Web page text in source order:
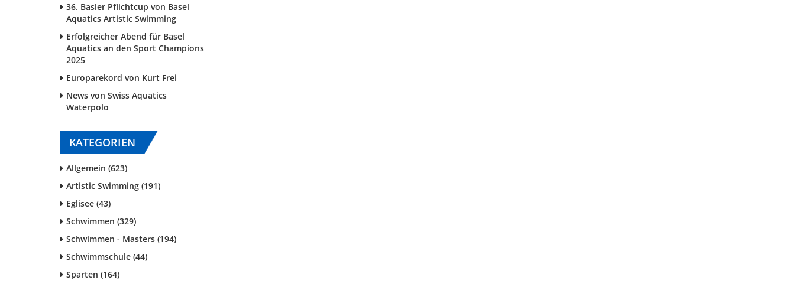
36. Basler Pflichtcup von Basel
Aquatics Artistic Swimming
Erfolgreicher Abend für Basel
Aquatics an den Sport Champions
2025
Europarekord von Kurt Frei
News von Swiss Aquatics
Waterpolo
KATEGORIEN
Allgemein (623)
Artistic Swimming (191)
Eglisee (43)
Schwimmen (329)
Schwimmen - Masters (194)
Schwimmschule (44)
Sparten (164)